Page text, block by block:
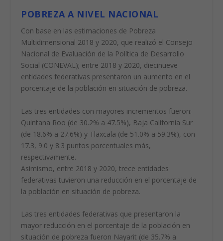
POBREZA A NIVEL NACIONAL
Con base en las estimaciones de Pobreza
Multidimensional 2018 y 2020, que realizó el Consejo
Nacional de Evaluación de la Política de Desarrollo
Social (CONEVAL); entre 2018 y 2020, diecinueve
entidades federativas presentaron un aumento en el
porcentaje de la población en situación de pobreza.
Las tres entidades con mayores incrementos fueron:
Quintana Roo (de 30.2% a 47.5%), Baja California Sur
(de 18.6% a 27.6%) y Tlaxcala (de 51.0% a 59.3%), con
17.3, 9.0 y 8.3 puntos porcentuales más,
respectivamente.
Asimismo, entre 2018 y 2020, trece entidades
federativas tuvieron una reducción en el porcentaje de
la población en situación de pobreza.
Las tres entidades federativas que presentaron la
mayor reducción en el porcentaje de la población en
situación de pobreza fueron Nayarit (de 35.7% a